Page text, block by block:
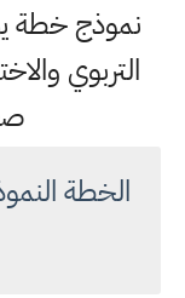
نموذج خطة
التربوي
الخطة